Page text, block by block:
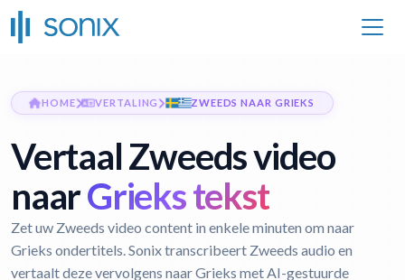
HOME VERTALING ZWEEDS NAAR GRIEKS
Vertaal Zweeds video
naarGrieks tekst
Zet uw Zweeds video content in enkele minuten om naar
Grieks ondertitels. Sonix transcribeert Zweeds audio en
vertaalt deze vervolgens naar Grieks met AI-gestuurde